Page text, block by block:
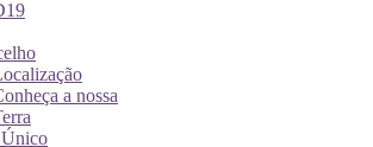
a nossa